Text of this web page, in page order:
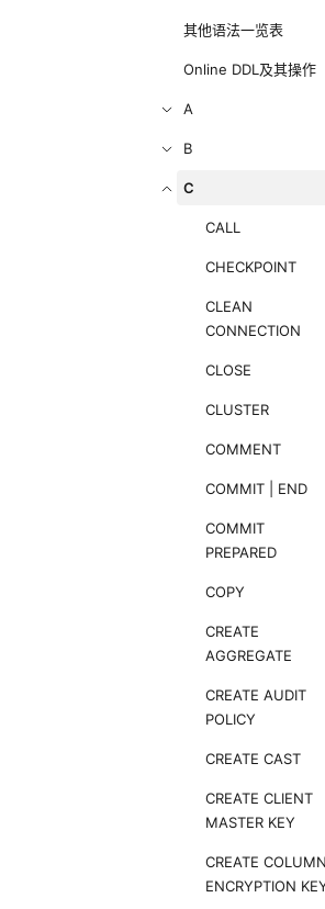
其他语法一览表
Online DDL及其操作
A
B
C
CALL
CHECKPOINT
CLEAN
CONNECTION
CLOSE
CLUSTER
COMMENT
COMMIT | END
COMMIT
PREPARED
COPY
CREATE
AGGREGATE
CREATE AUDIT
POLICY
CREATE CAST
CREATE CLIENT
MASTER KEY
CREATE COLUMN
ENCRYPTION